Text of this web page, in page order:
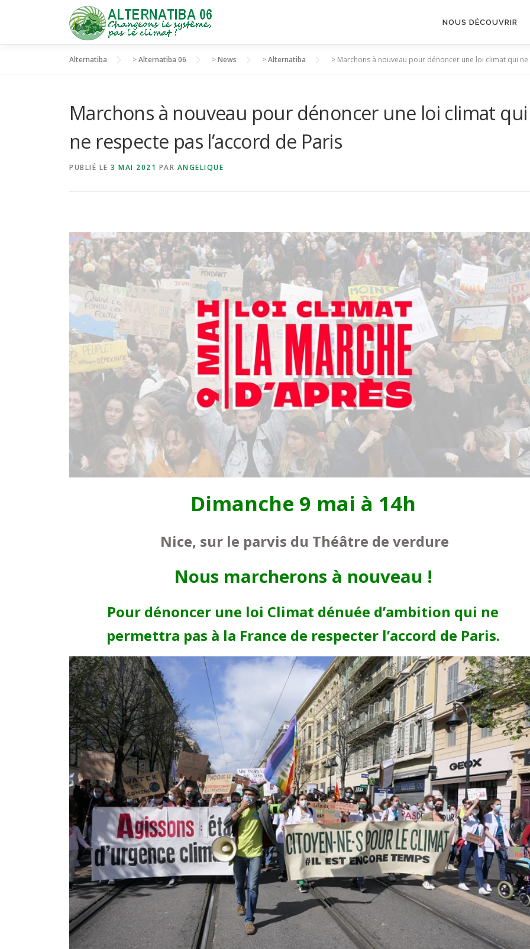
NOUS DÉCOUVRIR
Alternatiba >Alternatiba 06 >News >Alternatiba > Marchons à nouveau pour dénoncer une loi climat qui
Marchons à nouveau pour dénoncer une loi climat qui
ne respecte pas l’accord de Paris
PUBLIÉ LE 3 MAI 2021 PAR ANGELIQUE
Dimanche 9 mai à 14h
Nice, sur le parvis du Théâtre de verdure
Nous marcherons à nouveau !
Pour dénoncer une loi Climat dénuée d’ambition qui ne
permettra pas à la France de respecter l’accord de Paris.